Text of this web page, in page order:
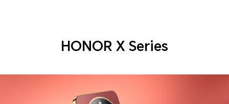
HONOR X Series